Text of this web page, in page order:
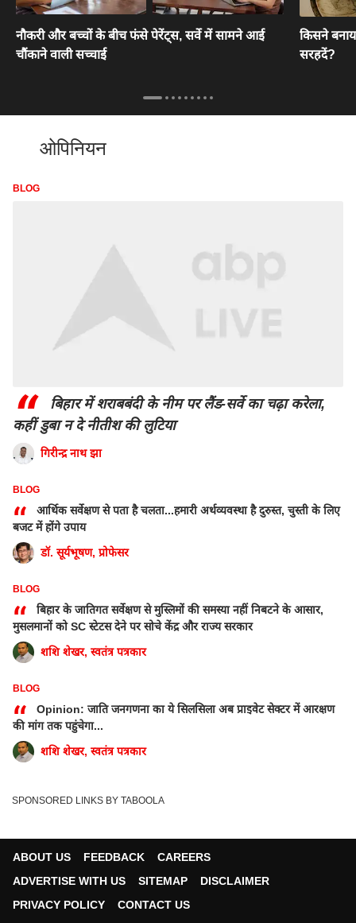
नौकरी और बच्चों के बीच फंसे पेरेंट्स, सर्वे में सामने आई
चौंकाने वाली सच्चाई
किसने
सरहदें?
ओपिनियन
BLOG
“
बिहार में शराबबंदी के नीम पर लैंड-सर्वे का चढ़ा करेला,
कहीं डुबा न दे नीतीश की लुटिया
गिरीन्द्र नाथ झा
BLOG
“
आर्थिक सर्वेक्षण से पता है चलता...हमारी अर्थव्यवस्था है दुरुस्त, चुस्ती के लिए
बजट में होंगे उपाय
डॉ. सूर्यभूषण, प्रोफेसर
BLOG
“
बिहार के जातिगत सर्वेक्षण से मुस्लिमों की समस्या नहीं निबटने के आसार,
मुसलमानों को SC स्टेटस देने पर सोचे केंद्र और राज्य सरकार
शशि शेखर, स्वतंत्र पत्रकार
BLOG
“
Opinion: जाति जनगणना का ये सिलसिला अब प्राइवेट सेक्टर में आरक्षण
की मांग तक पहुंचेगा...
शशि शेखर, स्वतंत्र पत्रकार
SPONSORED LINKS BY TABOOLA
ABOUT US FEEDBACK
CAREERS
ADVERTISE WITH US
SITEMAP
DISCLAIMER
PRIVACY POLICY
CONTACT US